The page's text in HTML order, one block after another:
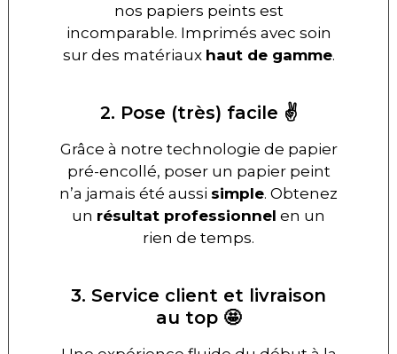
nos papiers peints est
incomparable. Imprimés avec soin
sur des matériaux haut de gamme.
2. Pose (très) facile ✌️
Grâce à notre technologie de papier
pré-encollé, poser un papier peint
n’a jamais été aussi simple. Obtenez
un résultat professionnel en un
rien de temps.
3. Service client et livraison
au top 🤩